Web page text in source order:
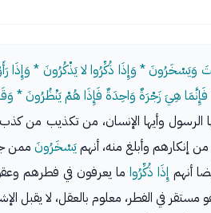
* وَإِذَا ذُكِّرُوا لا يَذْكُرُونَ * وَإِذَا
هِيَ زَجْرَةٌ وَاحِدَةٌ فَإِذَا هُمْ يَنْظُرُونَ *
الرسول وأيها الإنسان، من تكذيب من
إنكارهم وأبلغ منه، أنهميَسْخَرُونَ ممن
أنهم إِذَا ذُكِّرُواما يعرفون في فطرهم
في الفطر، معلوم بالعقل، لا يقبل